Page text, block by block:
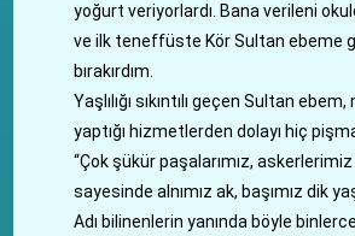
yoğurt veriyorlardı. Bana verileni
ve ilk teneffüste Kör Sultan ebeme
bırakırdım.
Yaşlılığı sıkıntılı geçen Sultan
yaptığı hizmetlerden dolayı hiç
“Çok şükür paşalarımız,
sayesinde alnımız ak, başımız dik
Adı bilinenlerin yanında böyle